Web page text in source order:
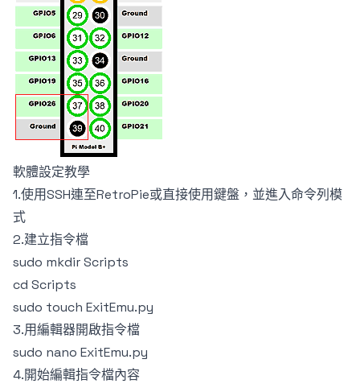
軟體設定教學
1.使用SSH連至RetroPie或直接使用鍵盤，並進入命令列模
式
2.建立指令檔
sudo mkdir Scripts
cd Scripts
sudo touch ExitEmu.py
3.用編輯器開啟指令檔
sudo nano ExitEmu.py
4.開始編輯指令檔內容